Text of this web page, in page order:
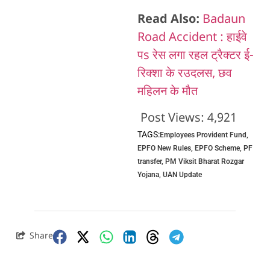
Read Also: Badaun
Road Accident : हाईवे
पs रेस लगा रहल ट्रैक्टर ई-
रिक्शा के रउदलस, छव
महिलन के मौत
Post Views: 4,921
TAGS:Employees Provident Fund,
EPFO New Rules, EPFO Scheme, PF
transfer, PM Viksit Bharat Rozgar
Yojana, UAN Update
Share